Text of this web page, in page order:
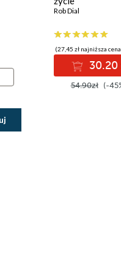
Rob Dial
(27,45 zł najniższa
30.20
54.90zł (-